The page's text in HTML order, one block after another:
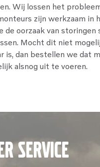
Wij lossen het
zijn werkzaam in
de oorzaak van storingen
Mocht dit niet
is, dan bestellen we dat
alsnog uit te voeren.
service